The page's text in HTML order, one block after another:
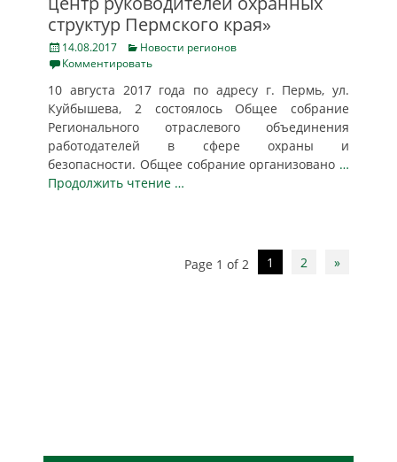
структур Пермского края»
Posted
on
14.08.2017 Categories
Новости регионов
Комментировать
10 августа 2017 года по адресу г. Пермь, ул.
Куйбышева, 2 состоялось Общее собрание
Регионального отраслевого объединения
работодателей в сфере охраны и
безопасности. Общее собрание организовано …
Продолжить чтение …
Page 1 of 2 1 2 »